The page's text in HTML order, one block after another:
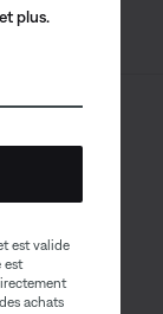
plus.
est valide
est
achats